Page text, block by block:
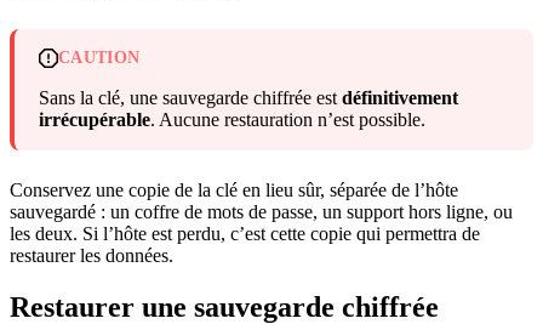
CAUTION
Sans la clé, une sauvegarde chiffrée est définitivement
irrécupérable. Aucune restauration n’est possible.
Conservez une copie de la clé en lieu sûr, séparée de l’hôte
sauvegardé : un coffre de mots de passe, un support hors ligne, ou
les deux. Si l’hôte est perdu, c’est cette copie qui permettra de
restaurer les données.
Restaurer une sauvegarde chiffrée